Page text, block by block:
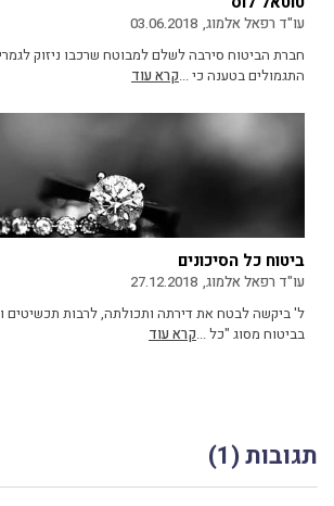
עו"ד רפאל אלמוג, 03.06.2018
חברת הביטוח סירבה לשלם למבוטח שרכבו ניזוק
התגמולים בטענה כי ...קרא עוד
ביטוח כל הסיכונים
עו"ד רפאל אלמוג, 27.12.2018
ל' ביקשה לבטח את דירתה ותכולתה, לרבות תכשיטים
בביטוח מסוג "כל ...קרא עוד
תגובות (1)